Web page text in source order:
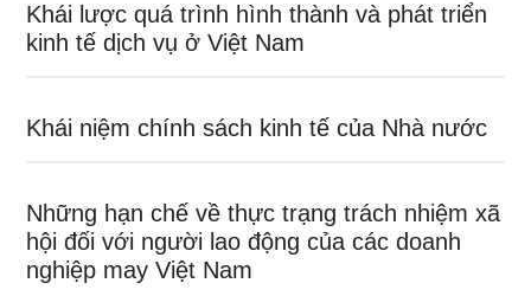
Khái lược quá trình hình thành và phát triển
kinh tế dịch vụ ở Việt Nam
Khái niệm chính sách kinh tế của Nhà nước
Những hạn chế về thực trạng trách nhiệm xã
hội đối với người lao động của các doanh
nghiệp may Việt Nam